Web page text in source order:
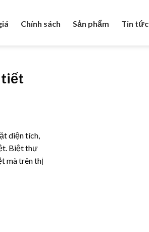
Chính sách Sản phẩm Tin tức
tiết
diện tích,
Biệt thự
mà trên thị